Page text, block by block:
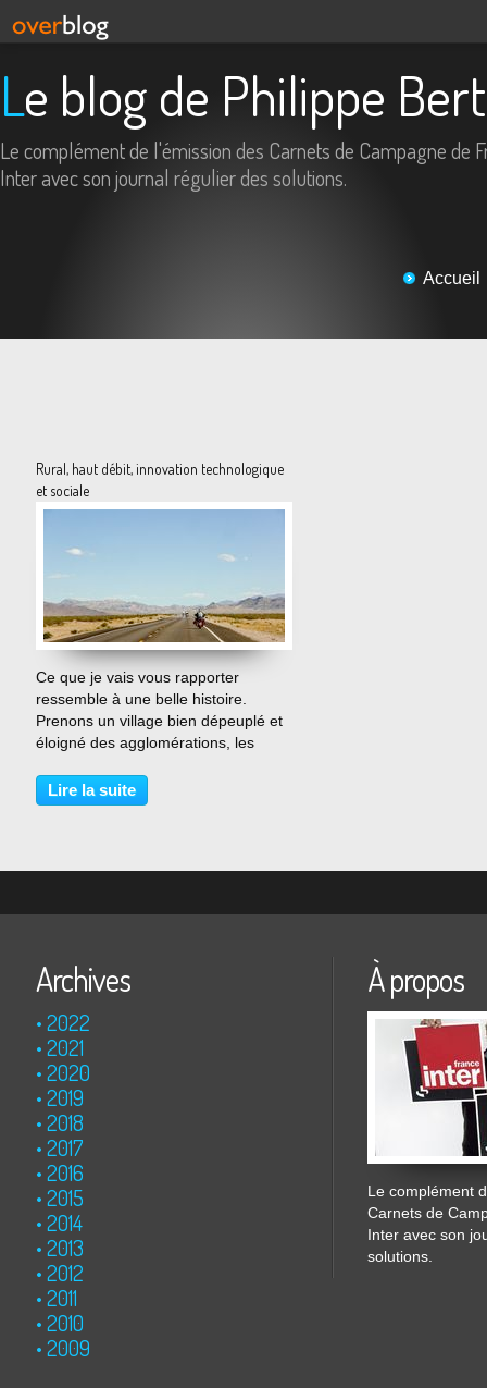
Le blog de Philippe
Le complément de l'émission des Carnets de Campagne de
Inter avec son journal régulier des solutions.
Accueil
Rural, haut débit, innovation technologique
et sociale
…
Ce que je vais vous rapporter
ressemble à une belle histoire.
Prenons un village bien dépeuplé et
éloigné des agglomérations, les
prenez ensuite l’installation du haut
débit. Ça aide, mais ça ne fait pas
Lire la suite
Archives
2022
2021
2020
2019
2018
2017
2016
2015
2014
2013
2012
2011
2010
2009
À propos
Le complément
Carnets de
Inter avec son
solutions.